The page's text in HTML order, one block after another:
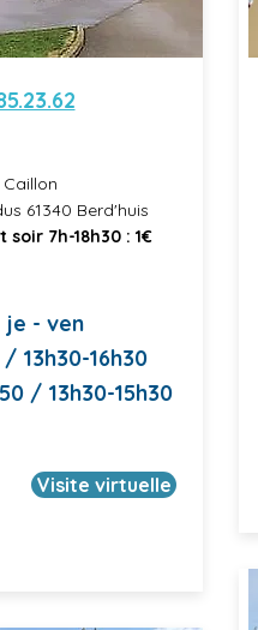
61340 Berd'huis
7h-18h30 : 1€
je - ven
/ 13h30-16h30
/ 13h30-15h30
Visite virtuelle